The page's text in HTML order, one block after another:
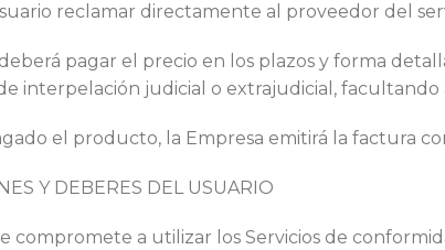
reclamar directamente al proveedor del
pagar el precio en los plazos y forma
interpelación judicial o extrajudicial,
el producto, la Empresa emitirá la factura
Y DEBERES DEL USUARIO
compromete a utilizar los Servicios de